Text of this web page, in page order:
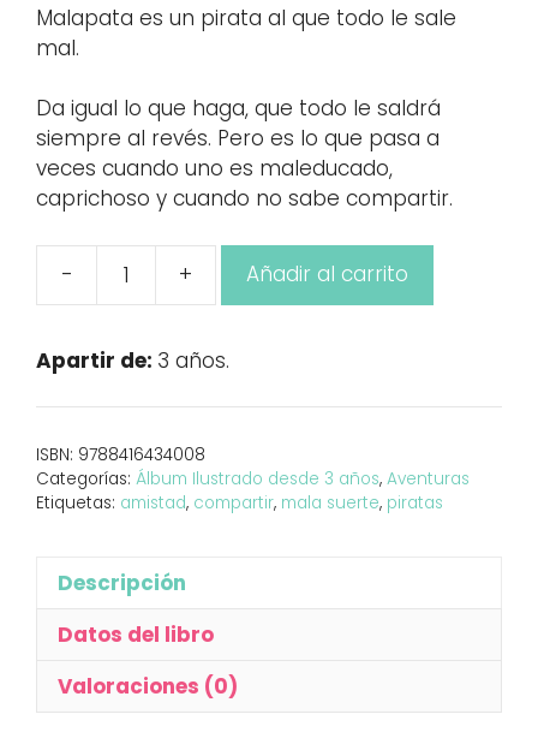
Malapata es un pirata al que todo le sale
mal.
Da igual lo que haga, que todo le saldrá
siempre al revés. Pero es lo que pasa a
veces cuando uno es maleducado,
caprichoso y cuando no sabe compartir.
-
cantidad
+ Añadir al carrito
Apartir de: 3 años.
ISBN: 9788416434008
Categorías: Álbum Ilustrado desde 3 años, Aventuras
Etiquetas: amistad, compartir, mala suerte, piratas
Descripción
Datos del libro
Valoraciones (0)